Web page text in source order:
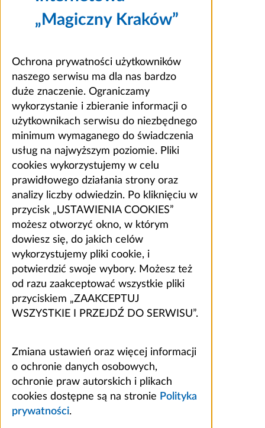
„Magiczny Kraków”
Ochrona prywatności użytkowników
naszego serwisu ma dla nas bardzo
duże znaczenie. Ograniczamy
wykorzystanie i zbieranie informacji o
użytkownikach serwisu do niezbędnego
minimum wymaganego do świadczenia
usług na najwyższym poziomie. Pliki
cookies wykorzystujemy w celu
prawidłowego działania strony oraz
analizy liczby odwiedzin. Po kliknięciu w
przycisk „USTAWIENIA COOKIES”
możesz otworzyć okno, w którym
dowiesz się, do jakich celów
wykorzystujemy pliki cookie, i
potwierdzić swoje wybory. Możesz też
od razu zaakceptować wszystkie pliki
przyciskiem „ZAAKCEPTUJ
WSZYSTKIE I PRZEJDŹ DO SERWISU”.
Zmiana ustawień oraz więcej informacji
o ochronie danych osobowych,
ochronie praw autorskich i plikach
cookies dostępne są na stronie Polityka
prywatności.